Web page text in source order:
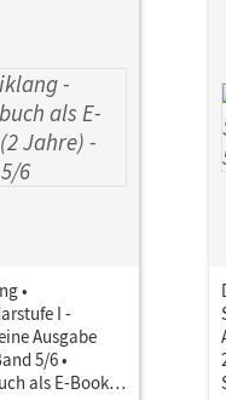
•
I -
Ausgabe
5/6 •
als E-Book (2